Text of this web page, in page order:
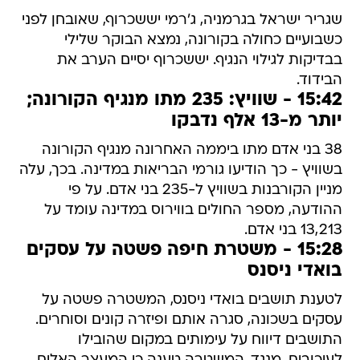
שגריר ישראל בגרמניה, ג'רמי יששכרוף, שאובחן לפני
כשבועיים כחולה בקורונה, נמצא הבוקר שלילי
בבדיקות לגילוי הנגיף. יששכרוף יסיים הערב את
הבידוד.
15:42 - שוויץ: 235 מתו מנגיף הקורונה;
יותר מ-13 אלף נדבקו
38 בני אדם מתו ביממה האחרונה מנגיף הקורונה
בשוויץ - כך הודיעו גורמי הבריאות במדינה. בכך, עלה
מניין הקורבנות בשוויץ ל-235 בני אדם. על פי
ההודעה, מספר החולים בווירוס במדינה עומד על
13,213 בני אדם.
15:28 - משטרת חיפה פשטה על עסקים
בואדי ניסנס
לטענת תושבים בואדי ניסנס, המשטרה פשטה על
עסקים בשכונה, סגרה אותם ופיזרה קונים וסוחרים.
התושבים דיווח על עימותים במקום שהובילו